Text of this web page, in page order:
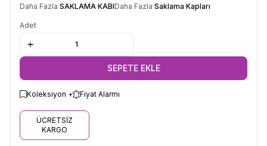
Daha Fazla SAKLAMA KABIDaha Fazla Saklama Kapları
Adet
SEPETE EKLE
Koleksiyon + Fiyat Alarmı
ÜCRETSİZ
KARGO